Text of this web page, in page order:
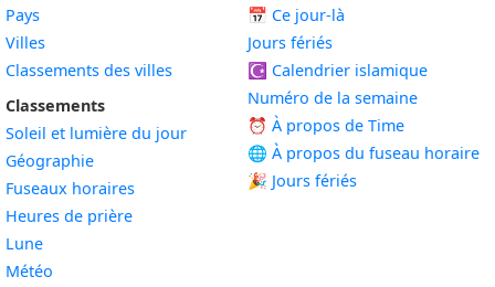
Pays
Villes
Classements des villes
Classements
Soleil et lumière du jour
Géographie
Fuseaux horaires
Heures de prière
Lune
Météo
📅 Ce jour-là
Jours fériés
☪️ Calendrier islamique
Numéro de la semaine
⏰ À propos de Time
🌐 À propos du fuseau horaire
🎉 Jours fériés